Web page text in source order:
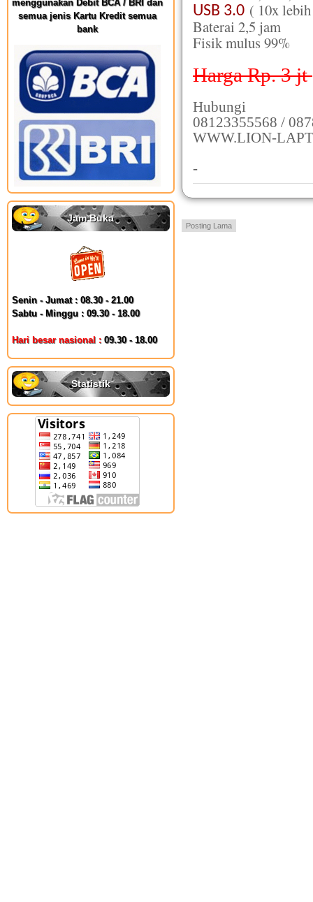
menggunakan Debit BCA / BRI dan
semua jenis Kartu Kredit semua
bank
Jam Buka
Senin - Jumat : 08.30 - 21.00
Sabtu - Minggu : 09.30 - 18.00
Hari besar nasional : 09.30 - 18.00
Statistik
USB 3.0 ( 10x
Baterai 2,5 jam
Fisik mulus 99%
Harga Rp. 3 jt
Hubungi
08123355568 /
WWW.LION-
-
Posting Lama